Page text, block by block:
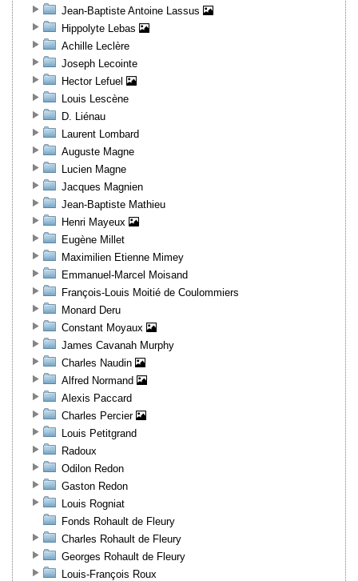
Jean-Baptiste Antoine Lassus
Hippolyte Lebas
Achille Leclère
Joseph Lecointe
Hector Lefuel
Louis Lescène
D. Liénau
Laurent Lombard
Auguste Magne
Lucien Magne
Jacques Magnien
Jean-Baptiste Mathieu
Henri Mayeux
Eugène Millet
Maximilien Etienne Mimey
Emmanuel-Marcel Moisand
François-Louis Moitié de Coulommiers
Monard Deru
Constant Moyaux
James Cavanah Murphy
Charles Naudin
Alfred Normand
Alexis Paccard
Charles Percier
Louis Petitgrand
Radoux
Odilon Redon
Gaston Redon
Louis Rogniat
Fonds Rohault de Fleury
Charles Rohault de Fleury
Georges Rohault de Fleury
Louis-François Roux